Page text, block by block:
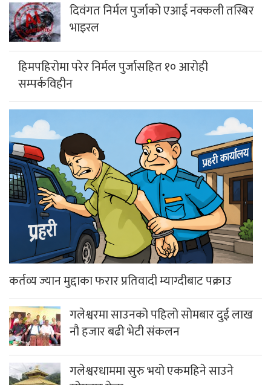
दिवंगत निर्मल पुर्जाको एआई नक्कली तस्बिर
भाइरल
हिमपहिरोमा परेर निर्मल पुर्जासहित १० आरोही
सम्पर्कविहीन
कर्तव्य ज्यान मुद्दाका फरार प्रतिवादी म्याग्दीबाट पक्राउ
गलेश्वरमा साउनको पहिलो सोमबार दुई लाख
नौ हजार बढी भेटी संकलन
गलेश्वरधाममा सुरु भयो एकमहिने साउने